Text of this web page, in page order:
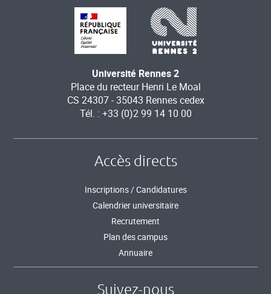
Université Rennes 2
Place du recteur Henri Le Moal
CS 24307 - 35043 Rennes cedex
Tél. : +33 (0)2 99 14 10 00
Accès directs
Inscriptions / Candidatures
Calendrier universitaire
Recrutement
Plan des campus
Annuaire
Suivez-nous